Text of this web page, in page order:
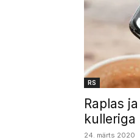
RS
Raplas
kulleriga
24. märts 2020